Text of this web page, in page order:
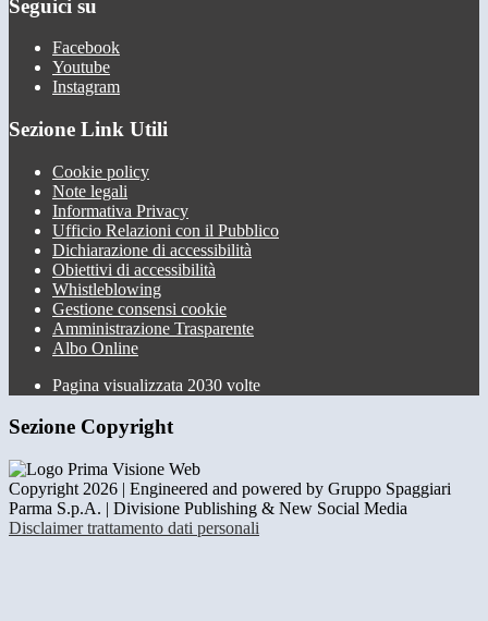
Seguici su
Facebook
Youtube
Instagram
Sezione Link Utili
Cookie policy
Note legali
Informativa Privacy
Ufficio Relazioni con il Pubblico
Dichiarazione di accessibilità
Obiettivi di accessibilità
Whistleblowing
Gestione consensi cookie
Amministrazione Trasparente
Albo Online
Pagina visualizzata 2030 volte
Sezione Copyright
Copyright 2026 | Engineered and powered by Gruppo Spaggiari
Parma S.p.A. | Divisione Publishing & New Social Media
Disclaimer trattamento dati personali